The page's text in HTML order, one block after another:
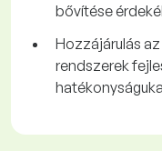
bővítése
Hozzájárulás
rendszerek